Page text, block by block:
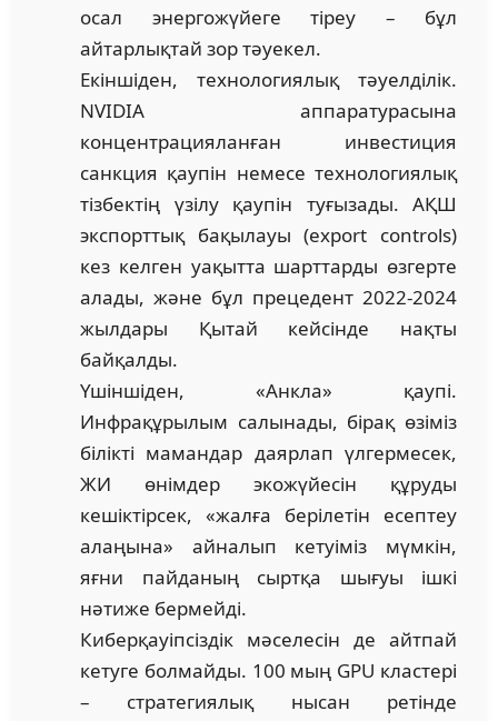
осал энергожүйеге тіреу – бұл
айтарлықтай зор тәуекел.
Екіншіден, технологиялық тәуелділік.
NVIDIA аппаратурасына
концентрацияланған инвестиция
санкция қаупін немесе технологиялық
тізбектің үзілу қаупін туғызады. АҚШ
экспорттық бақылауы (export controls)
кез келген уақытта шарттарды өзгерте
алады, және бұл прецедент 2022-2024
жылдары Қытай кейсінде нақты
байқалды.
Үшіншіден, «Анкла» қаупі.
Инфрақұрылым салынады, бірақ өзіміз
білікті мамандар даярлап үлгермесек,
ЖИ өнімдер экожүйесін құруды
кешіктірсек, «жалға берілетін есептеу
алаңына» айналып кетуіміз мүмкін,
яғни пайданың сыртқа шығуы ішкі
нәтиже бермейді.
Киберқауіпсіздік мәселесін де айтпай
кетуге болмайды. 100 мың GPU кластері
– стратегиялық нысан ретінде